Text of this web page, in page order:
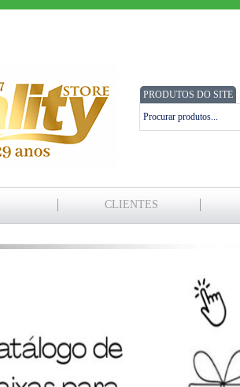
PRODUTOS DO SITE
CLIENTES